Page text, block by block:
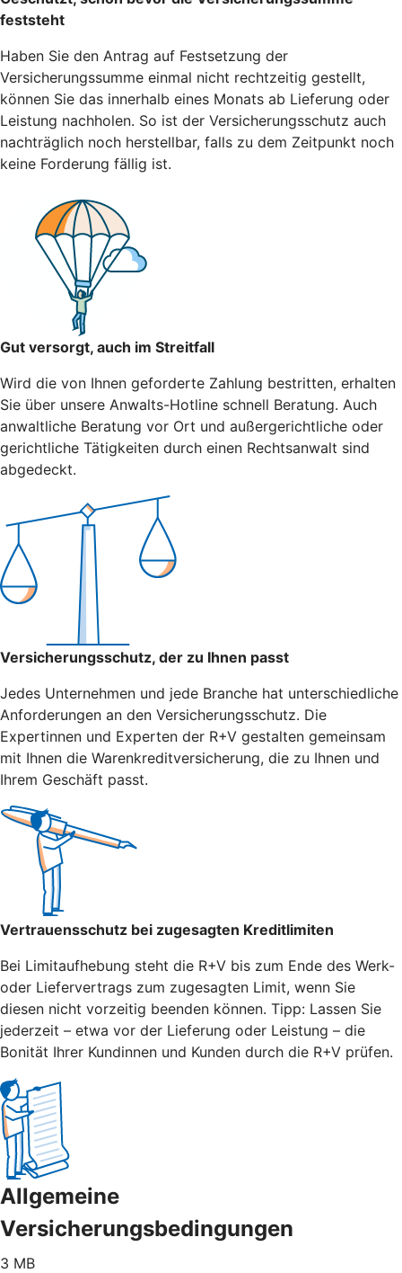
feststeht
Haben Sie den Antrag auf Festsetzung der
Versicherungssumme einmal nicht rechtzeitig gestellt,
können Sie das innerhalb eines Monats ab Lieferung oder
Leistung nachholen. So ist der Versicherungsschutz auch
nachträglich noch herstellbar, falls zu dem Zeitpunkt noch
keine Forderung fällig ist.
Gut versorgt, auch im Streitfall
Wird die von Ihnen geforderte Zahlung bestritten, erhalten
Sie über unsere Anwalts-Hotline schnell Beratung. Auch
anwaltliche Beratung vor Ort und außergerichtliche oder
gerichtliche Tätigkeiten durch einen Rechtsanwalt sind
abgedeckt.
Versicherungsschutz, der zu Ihnen passt
Jedes Unternehmen und jede Branche hat unterschiedliche
Anforderungen an den Versicherungsschutz. Die
Expertinnen und Experten der R+V gestalten gemeinsam
mit Ihnen die Warenkreditversicherung, die zu Ihnen und
Ihrem Geschäft passt.
Vertrauensschutz bei zugesagten Kreditlimiten
Bei Limitaufhebung steht die R+V bis zum Ende des Werk-
oder Liefervertrags zum zugesagten Limit, wenn Sie
diesen nicht vorzeitig beenden können. Tipp: Lassen Sie
jederzeit – etwa vor der Lieferung oder Leistung – die
Bonität Ihrer Kundinnen und Kunden durch die R+V prüfen.
Allgemeine
Versicherungsbedingungen
3 MB